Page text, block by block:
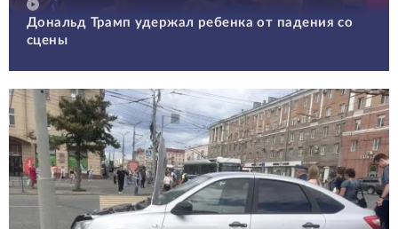
Дональд Трамп удержал ребенка от падения со
сцены